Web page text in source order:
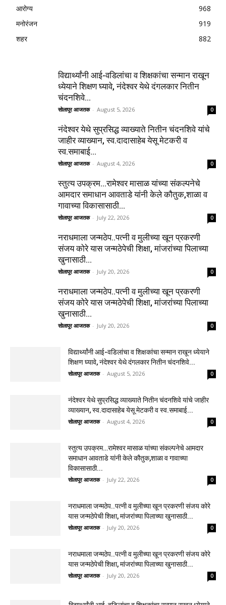
आरोग्य
968
मनोरंजन
919
शहर
882
विद्यार्थ्यांनी आई-वडिलांचा व शिक्षकांचा सन्मान राखून
ध्येयाने शिक्षण घ्यावे, नंदेश्वर येथे दंगलकार नितीन
चंदनशिवे...
सोलापूर आजतक - August 5, 2026 0
नंदेश्वर येथे सुप्रसिद्ध व्याख्याते नितीन चंदनशिवे यांचे
जाहीर व्याख्यान, स्व.दादासाहेब येसू मेटकरी व
स्व.समाबाई...
सोलापूर आजतक - August 4, 2026 0
स्तुत्य उपक्रम…रामेश्वर मासाळ यांच्या संकल्पनेचे
आमदार समाधान आवताडे यांनी केले कौतुक,शाळा व
गावाच्या विकासासाठी...
सोलापूर आजतक - July 22, 2026 0
नराधमाला जन्मठेप..पत्नी व मुलीच्या खून प्रकरणी
संजय कोरे यास जन्मठेपेची शिक्षा, मांजरांच्या पिलाच्या
खुनासाठी...
सोलापूर आजतक - July 20, 2026 0
नराधमाला जन्मठेप..पत्नी व मुलीच्या खून प्रकरणी
संजय कोरे यास जन्मठेपेची शिक्षा, मांजरांच्या पिलाच्या
खुनासाठी...
सोलापूर आजतक - July 20, 2026 0
विद्यार्थ्यांनी आई-वडिलांचा व शिक्षकांचा सन्मान राखून ध्येयाने
शिक्षण घ्यावे, नंदेश्वर येथे दंगलकार नितीन चंदनशिवे...
सोलापूर आजतक - August 5, 2026 0
नंदेश्वर येथे सुप्रसिद्ध व्याख्याते नितीन चंदनशिवे यांचे जाहीर
व्याख्यान, स्व.दादासाहेब येसू मेटकरी व स्व.समाबाई...
सोलापूर आजतक - August 4, 2026 0
स्तुत्य उपक्रम…रामेश्वर मासाळ यांच्या संकल्पनेचे आमदार
समाधान आवताडे यांनी केले कौतुक,शाळा व गावाच्या
विकासासाठी...
सोलापूर आजतक - July 22, 2026 0
नराधमाला जन्मठेप..पत्नी व मुलीच्या खून प्रकरणी संजय कोरे
यास जन्मठेपेची शिक्षा, मांजरांच्या पिलाच्या खुनासाठी...
सोलापूर आजतक - July 20, 2026 0
नराधमाला जन्मठेप..पत्नी व मुलीच्या खून प्रकरणी संजय कोरे
यास जन्मठेपेची शिक्षा, मांजरांच्या पिलाच्या खुनासाठी...
सोलापूर आजतक - July 20, 2026 0